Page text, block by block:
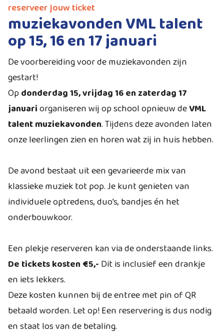
reserveer jouw ticket
muziekavonden VML talent
op 15, 16 en 17 januari
De voorbereiding voor de muziekavonden zijn
gestart!
Opdonderdag 15, vrijdag 16 en zaterdag 17
januariorganiseren wij op school opnieuw deVML
talent muziekavonden. Tijdens deze avonden laten
onze leerlingen zien en horen wat zij in huis hebben.
De avond bestaat uit een gevarieerde mix van
klassieke muziek tot pop. Je kunt genieten van
individuele optredens, duo’s, bandjes én het
onderbouwkoor.
Een plekje reserveren kan via de onderstaande links.
De tickets kosten €5,- Dit is inclusief een drankje
en iets lekkers.
Deze kosten kunnen bij de entree met pin of QR
betaald worden. Let op! Een reservering is dus nodig
en staat los van de betaling.